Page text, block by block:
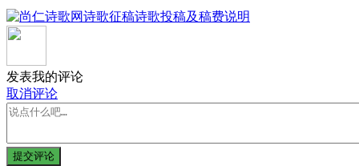
发表我的评论
取消评论
提交评论